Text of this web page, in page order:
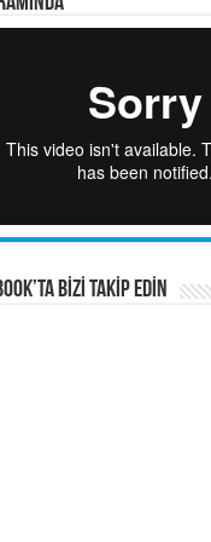
BİZİ TAKİP EDİN